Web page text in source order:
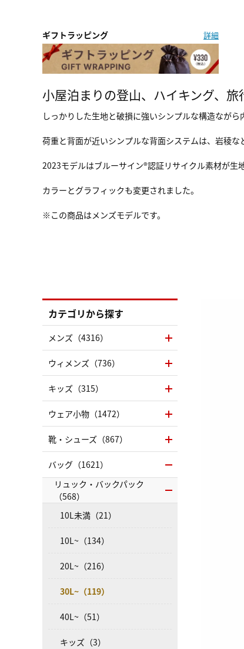
ギフトラッピング 詳細
小屋泊まりの登山、ハイキング、
しっかりした生地と破損に強いシンプルな構造なが
荷重と背面が近いシンプルな背面システムは、岩稜な
2023モデルはブルーサイン®認証リサイクル素材が生
カラーとグラフィックも変更されました。
※この商品はメンズモデルです。
カテゴリから探す
メンズ（4316）
ウィメンズ（736）
キッズ（315）
ウェア小物（1472）
靴・シューズ（867）
バッグ（1621）
リュック・バックパック
（568）
10L未満（21）
10L~（134）
20L~（216）
30L~（119）
40L~（51）
キッズ（3）